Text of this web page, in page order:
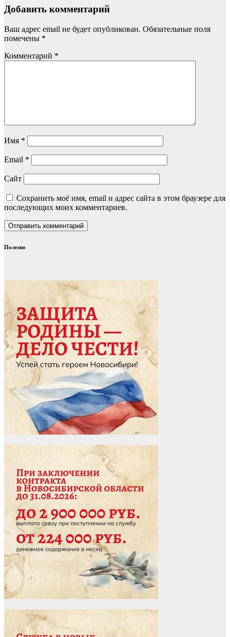
Добавить комментарий
Ваш адрес email не будет опубликован. Обязательные поля
помечены *
Комментарий *
Имя *
Email *
Сайт
Сохранить моё имя, email и адрес сайта в этом браузере для
последующих моих комментариев.
Полезно